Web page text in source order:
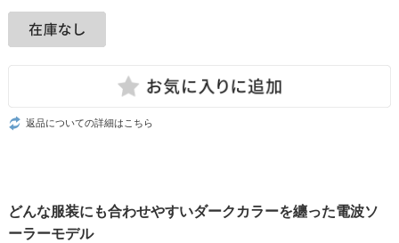
返品についての詳細はこちら
どんな服装にも合わせやすいダークカラーを纏った電波ソ
ーラーモデル